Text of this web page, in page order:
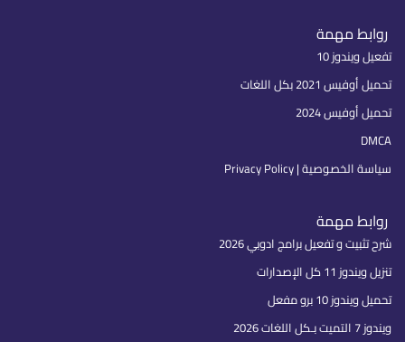
روابط مهمة
تفعيل ويندوز 10
تحميل أوفيس 2021 بكل اللغات
تحميل أوفيس 2024
DMCA
سياسة الخصوصية | Privacy Policy
روابط مهمة
شرح تثبيت و تفعيل برامج ادوبي 2026
تنزيل ويندوز 11 كل الإصدارات
تحميل ويندوز 10 برو مفعل
ويندوز 7 التميت بـكل اللغات 2026